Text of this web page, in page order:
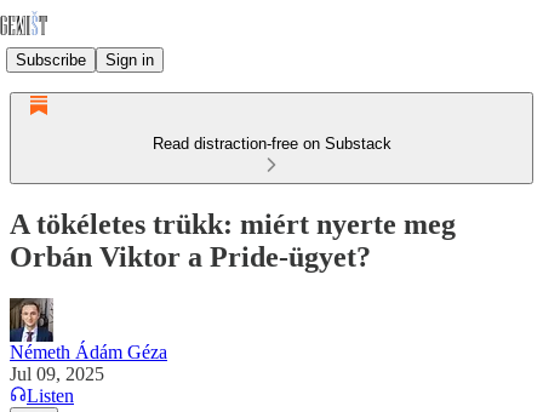
Subscribe Sign in
Read distraction-free on Substack
A tökéletes trükk: miért nyerte meg
Orbán Viktor a Pride-ügyet?
Németh Ádám Géza
Jul 09, 2025
Listen